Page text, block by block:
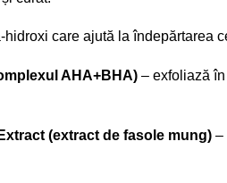
care ajută la îndepărtarea
AHA+BHA)– exfoliază în
(extract de fasole mung)–